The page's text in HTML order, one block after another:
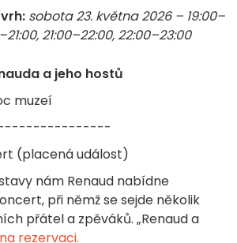
sobota 23. května 2026 – 19:00–
21:00–22:00, 22:00–23:00
a jeho hostů
muzeí
(placená událost)
nám Renaud nabídne
při němž se sejde několik
přátel a zpěváků. „Renaud a
na rezervaci.